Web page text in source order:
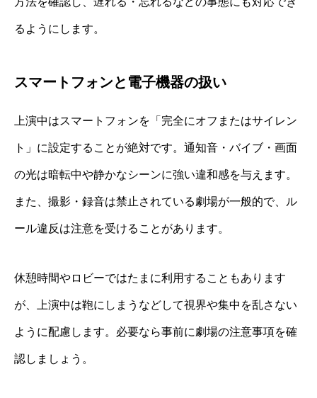
るようにします。
スマートフォンと電子機器の扱い
上演中はスマートフォンを「完全にオフまたはサイレン
ト」に設定することが絶対です。通知音・バイブ・画面
の光は暗転中や静かなシーンに強い違和感を与えます。
また、撮影・録音は禁止されている劇場が一般的で、ル
ール違反は注意を受けることがあります。
休憩時間やロビーではたまに利用することもあります
が、上演中は鞄にしまうなどして視界や集中を乱さない
ように配慮します。必要なら事前に劇場の注意事項を確
認しましょう。